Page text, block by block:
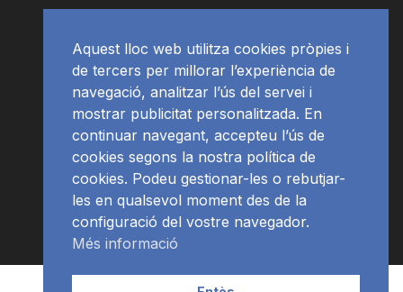
APP Programació
Aquest lloc web utilitza cookies pròpies i
de tercers per millorar l’experiència de
navegació, analitzar l’ús del servei i
mostrar publicitat personalitzada. En
continuar navegant, accepteu l’ús de
cookies segons la nostra política de
cookies. Podeu gestionar-les o rebutjar-
les en qualsevol moment des de la
configuració del vostre navegador.
Més informació